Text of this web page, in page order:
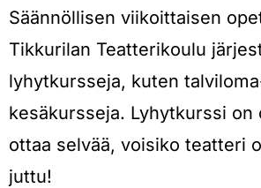
Säännöllisen viikoittaisen
Tikkurilan Teatterikoulu
lyhytkursseja, kuten
kesäkursseja. Lyhytkurssi on
ottaa selvää, voisiko teatteri
juttu!